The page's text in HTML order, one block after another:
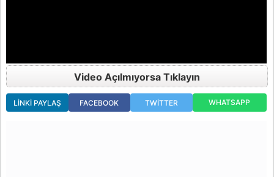
Video Açılmıyorsa Tıklayın
LINKI PAYLAŞ FACEBOOK TWITTER WHATSAPP